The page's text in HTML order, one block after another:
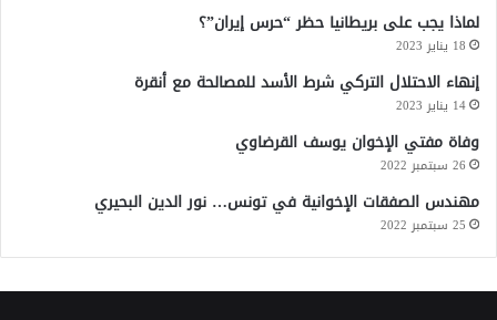
لماذا يجب على بريطانيا حظر “حرس إيران”؟
18 يناير 2023
إنهاء الاحتلال التركي شرط الأسد للمصالحة مع أنقرة
14 يناير 2023
وفاة مفتي الإخوان يوسف القرضاوي
26 سبتمبر 2022
مهندس الصفقات الإخوانية في تونس… نور الدين البحيري
25 سبتمبر 2022